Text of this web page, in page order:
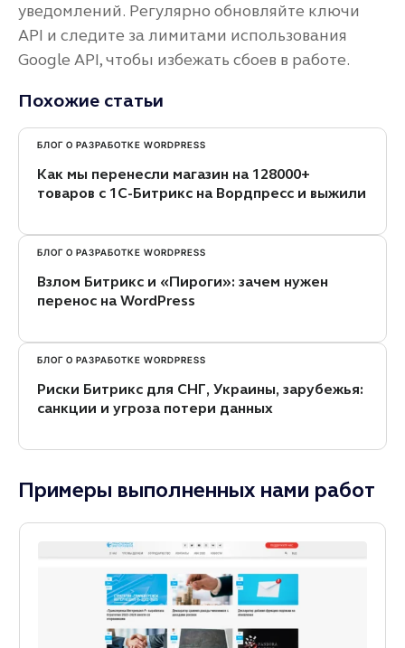
уведомлений. Регулярно обновляйте ключи
API и следите за лимитами использования
Google API, чтобы избежать сбоев в работе.
Похожие статьи
БЛОГ О РАЗРАБОТКЕ WORDPRESS
Как мы перенесли магазин на 128000+
товаров с 1С-Битрикс на Вордпресс и выжили
БЛОГ О РАЗРАБОТКЕ WORDPRESS
Взлом Битрикс и «Пироги»: зачем нужен
перенос на WordPress
БЛОГ О РАЗРАБОТКЕ WORDPRESS
Риски Битрикс для СНГ, Украины, зарубежья:
санкции и угроза потери данных
Примеры выполненных нами работ